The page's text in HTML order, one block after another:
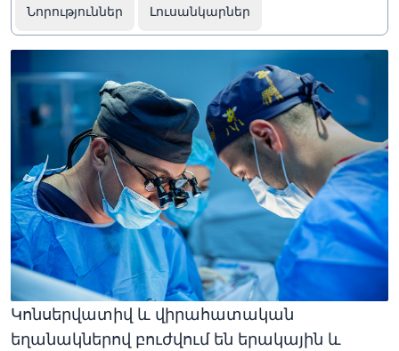
Նորություններ Լուսանկարներ
Կոնսերվատիվ և վիրահատական
եղանակներով բուժվում են երակային և